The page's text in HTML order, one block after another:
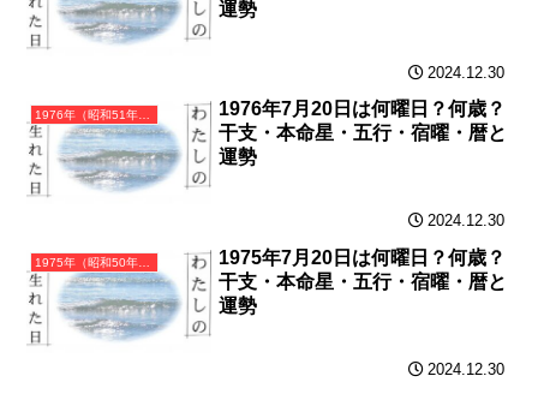
運勢
2024.12.30
1976年（昭和51年）丙辰（ひのえたつ）・辰年（たつ年）カレンダー（月曜はじまり）
1976年7月20日は何曜日？何歳？
干支・本命星・五行・宿曜・暦と
運勢
2024.12.30
1975年（昭和50年）乙卯（きのとう）・卯年（うさぎ年）カレンダー（月曜はじまり）
1975年7月20日は何曜日？何歳？
干支・本命星・五行・宿曜・暦と
運勢
2024.12.30